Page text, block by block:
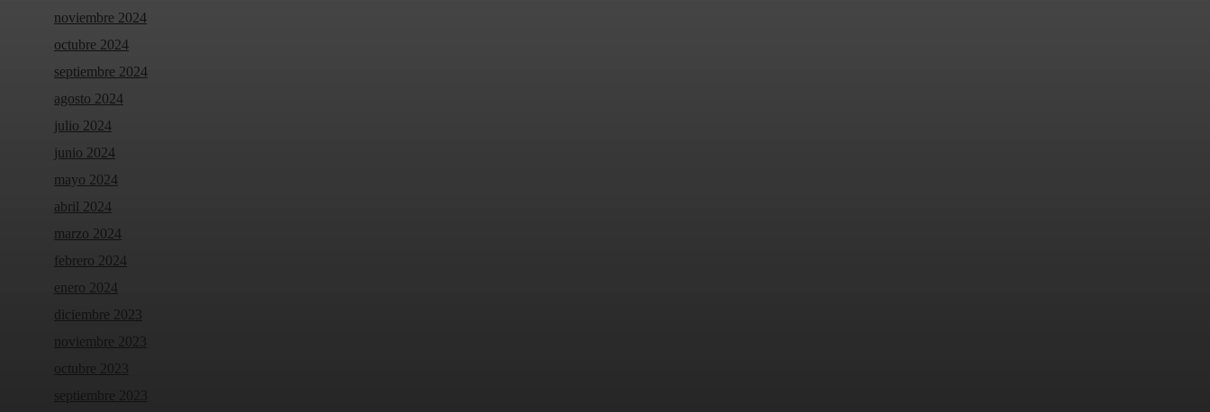
noviembre 2024
octubre 2024
septiembre 2024
agosto 2024
julio 2024
junio 2024
mayo 2024
abril 2024
marzo 2024
febrero 2024
enero 2024
diciembre 2023
noviembre 2023
octubre 2023